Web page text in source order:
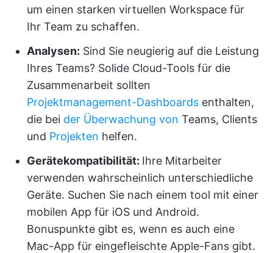
um einen starken virtuellen Workspace für
Ihr Team zu schaffen.
Analysen: Sind Sie neugierig auf die Leistung
Ihres Teams? Solide Cloud-Tools für die
Zusammenarbeit sollten
Projektmanagement-Dashboards enthalten,
die bei der Überwachung von Teams, Clients
und Projekten helfen.
Gerätekompatibilität: Ihre Mitarbeiter
verwenden wahrscheinlich unterschiedliche
Geräte. Suchen Sie nach einem tool mit einer
mobilen App für iOS und Android.
Bonuspunkte gibt es, wenn es auch eine
Mac-App für eingefleischte Apple-Fans gibt.